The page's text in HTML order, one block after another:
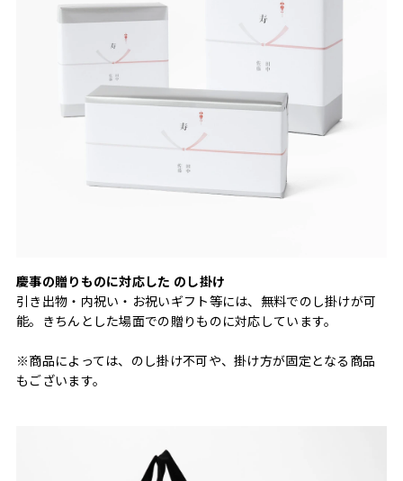
慶事の贈りものに対応した のし掛け
引き出物・内祝い・お祝いギフト等には、無料でのし掛けが可
能。きちんとした場面での贈りものに対応しています。
※商品によっては、のし掛け不可や、掛け方が固定となる商品
もございます。